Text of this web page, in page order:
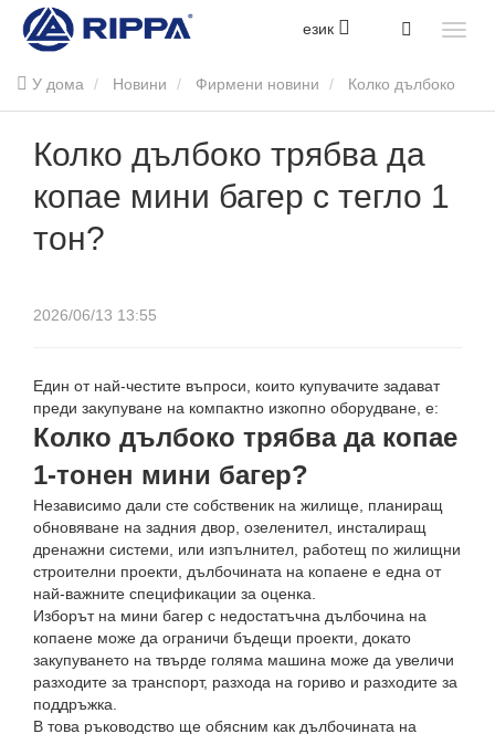
език
У дома Новини Фирмени новини
Колко дълбоко трябва да
копае мини багер с тегло 1
тон?
2026/06/13 13:55
Един от най-честите въпроси, които купувачите задават
преди закупуване на компактно изкопно оборудване, е:
Колко дълбоко трябва да копае
1-тонен мини багер?
Независимо дали сте собственик на жилище, планиращ
обновяване на задния двор, озеленител, инсталиращ
дренажни системи, или изпълнител, работещ по жилищни
строителни проекти, дълбочината на копаене е една от
най-важните спецификации за оценка.
Изборът на мини багер с недостатъчна дълбочина на
копаене може да ограничи бъдещи проекти, докато
закупуването на твърде голяма машина може да увеличи
разходите за транспорт, разхода на гориво и разходите за
поддръжка.
В това ръководство ще обясним как дълбочината на